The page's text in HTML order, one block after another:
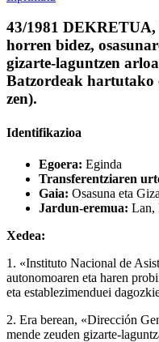
43/1981
horren bidez,
gizarte-laguntzen
Batzordeak hartutako
zen).
Identifikazioa
Egoera: Eginda
Transferentziaren
Gaia: Osasuna eta
Jardun-eremua: Lan,
Xedea:
1. «Instituto Nacional de
autonomoaren eta haren
eta establezimenduei
2. Era berean, «Dirección
mende zeuden gizarte-